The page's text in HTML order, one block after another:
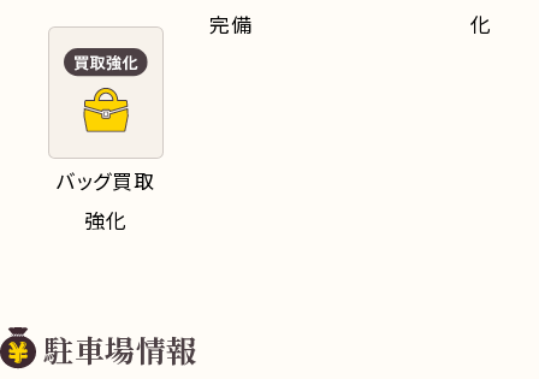
完備
化
バッグ買取
強化
駐車場情報